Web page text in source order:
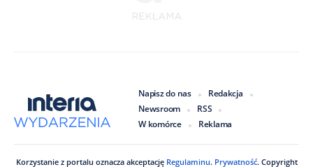
Napisz do nas
Redakcja
Newsroom
RSS
W komórce
Reklama
Korzystanie z portalu oznacza akceptację Regulaminu. Prywatność. Copyright